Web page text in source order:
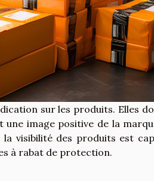
sur les produits. Elles
une image positive de la
visibilité des produits est
à rabat de protection.